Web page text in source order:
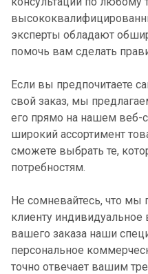
эксперты обладают
помочь вам сделать
Если вы предпочитаете
свой заказ, мы
его прямо на нашем веб-
широкий ассортимент
сможете выбрать те,
потребностям.
Не сомневайтесь, что
клиенту
вашего заказа наши
персональное
точно отвечает вашим